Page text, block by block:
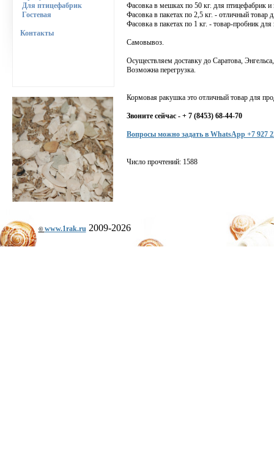
Для птицефабрик
Гостевая
Контакты
Фасовка в мешках по 50 кг. для птицефабрик и
Фасовка в пакетах по 2,5 кг. - отличный товар
Фасовка в пакетах по 1 кг. - товар-пробник
Самовывоз.
Осуществляем доставку до Саратова,
Возможна перегрузка.
Кормовая ракушка это отличный товар для
Звоните сейчас - + 7 (8453) 68-44-70
Вопросы можно задать в WhatsApp +7 927
Число прочтений: 1588
©www.1rak.ru 2009-2026